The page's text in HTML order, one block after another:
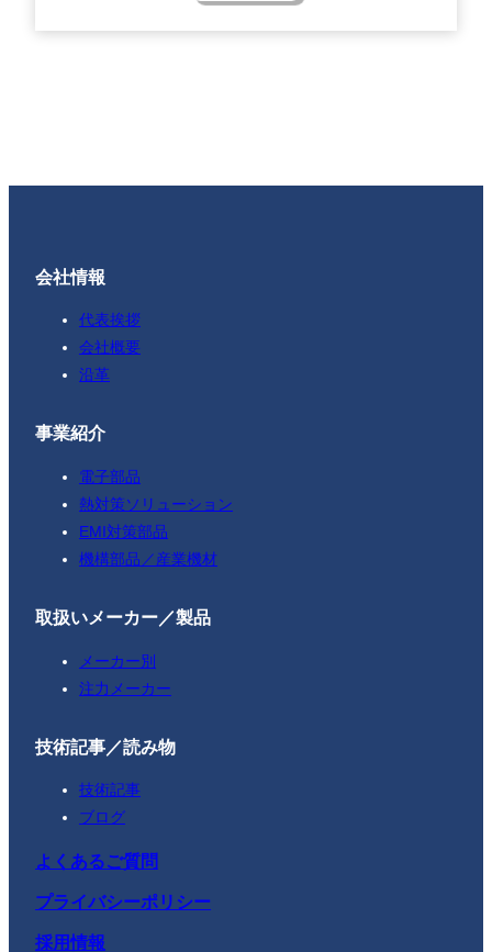
会社情報
代表挨拶
会社概要
沿革
事業紹介
電子部品
熱対策ソリューション
EMI対策部品
機構部品／産業機材
取扱いメーカー／製品
メーカー別
注力メーカー
技術記事／読み物
技術記事
ブログ
よくあるご質問
プライバシーポリシー
採用情報